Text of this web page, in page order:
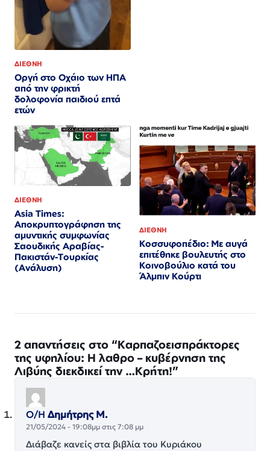
ΔΙΕΘΝΗ
Οργή στο Οχάιο των ΗΠΑ
από την φρικτή
δολοφονία παιδιού επτά
ετών
ΔΙΕΘΝΗ
Asia Times:
Αποκρυπτογράφηση της
αμυντικής συμφωνίας
Σαουδικής Αραβίας-
Πακιστάν-Τουρκίας
(Ανάλυση)
ΔΙΕΘΝΗ
Κοσσυφοπέδιο: Με αυγά
επιτέθηκε βουλευτής στο
Κοινοβούλιο κατά του
Άλμπιν Κούρτι
2 απαντήσεις στο “Καρπαζοεισπράκτορες
της υφηλίου: Η λαθρο – κυβέρνηση της
Λιβύης διεκδικεί την …Κρήτη!”
Ο/Η Δημήτρης Μ.
21/05/2024 - 19:08μμ στις 7:08 μμ
Διάβαζε κανείς στα βιβλία του Κυριάκου